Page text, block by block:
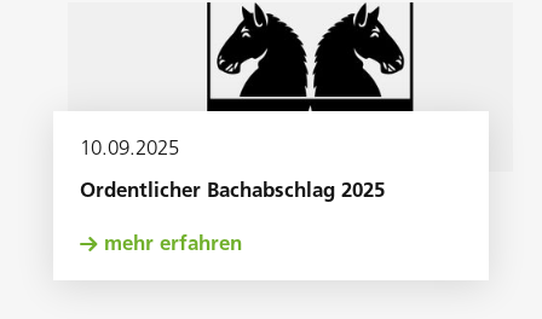
10.09.2025
Ordentlicher Bachabschlag 2025
mehr erfahren